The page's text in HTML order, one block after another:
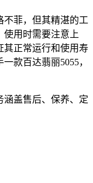
不菲，但其精湛的工
使用时需要注意上
其正常运行和使用寿
款百达翡丽5055，